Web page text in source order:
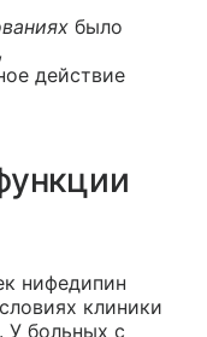
было
действие
нифедипин
клиники
У больных с